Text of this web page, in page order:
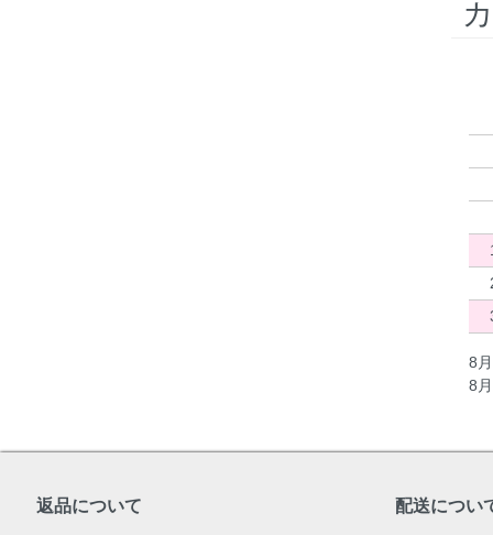
8
8
返品について 配送につい